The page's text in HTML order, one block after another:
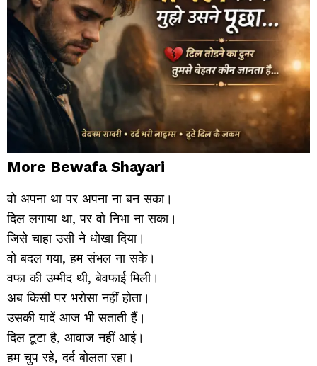
More Bewafa Shayari
वो अपना था पर अपना ना बन सका।
दिल लगाया था, पर वो निभा ना सका।
जिसे चाहा उसी ने धोखा दिया।
वो बदल गया, हम संभल ना सके।
वफा की उम्मीद थी, बेवफाई मिली।
अब किसी पर भरोसा नहीं होता।
उसकी यादें आज भी सताती हैं।
दिल टूटा है, आवाज नहीं आई।
हम चुप रहे, दर्द बोलता रहा।